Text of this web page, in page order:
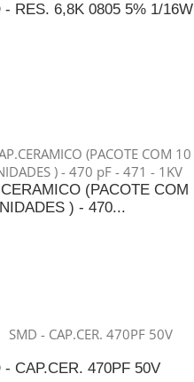
- RES. 6,8K 0805 5% 1/16W
(PACOTE COM
) - 470...
- CAP.CER. 470PF 50V